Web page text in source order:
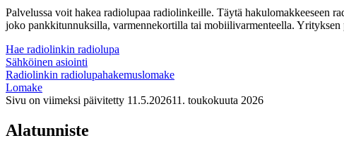
Palvelussa voit hakea radiolupaa radiolinkeille. Täytä hakulomakkeeseen
joko pankkitunnuksilla, varmennekortilla tai mobiilivarmenteella. Yrityksen
Hae radiolinkin radiolupa
Sähköinen asiointi
Radiolinkin radiolupahakemuslomake
Lomake
Sivu on viimeksi päivitetty 11.5.202611. toukokuuta 2026
Alatunniste